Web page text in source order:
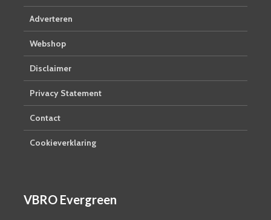
Adverteren
Webshop
Disclaimer
Privacy Statement
Contact
Cookieverklaring
VBRO Evergreen